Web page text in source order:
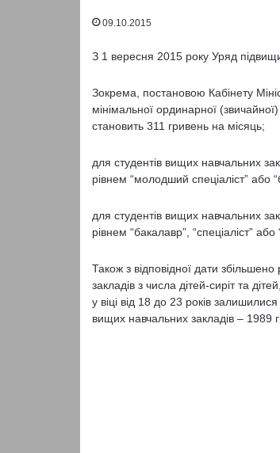
09.10.2015
З 1 вересня 2015 року Уряд
Зокрема, постановою Кабінету
мінімальної ординарної
становить 311 гривень на місяць;
для студентів вищих навчальних
рівнем “молодший спеціаліст” або
для студентів вищих навчальних
рівнем “бакалавр”, “спеціаліст”
Також з відповідної дати
закладів з числа дітей-сиріт та
у віці від 18 до 23 років
вищих навчальних закладів – 1989